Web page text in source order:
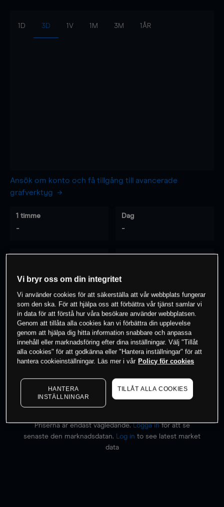
1D 3D 1V 1M 3M 1ÅR
Ansök om konto och få tillgång till avancerade
grafverktyg
1 timme
-
Dag
-
0% av kunderna har en position i detta
instrument
Börja handla
Priserna är endast vägledande.Logga inför att se
senaste den marknadsdatan.
Log in to see latest market
data
Vi bryr oss om din integritet
Vi använder cookies för att säkerställa att vår webbplats fungerar
som den ska. För att hjälpa oss att förbättra vår tjänst samlar vi
in data för att förstå hur våra besökare använder webbplatsen.
Genom att tillåta alla cookies kan vi förbättra din upplevelse
genom att hjälpa dig hitta information snabbare och anpassa
innehåll eller marknadsföring efter dina inställningar. Välj "Tillåt
alla cookies" för att godkänna eller "Hantera inställningar" för att
hantera cookieinställningar. Läs mer i vår Policy för cookies
HANTERA
INSTÄLLNINGAR
TILLÅT ALLA COOKIES